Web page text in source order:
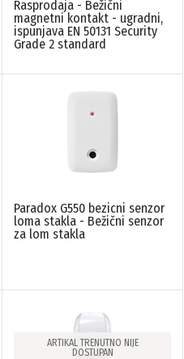
Rasprodaja - Bežični
magnetni kontakt - ugradni,
ispunjava EN 50131 Security
Grade 2 standard
Paradox G550 bezicni senzor
loma stakla - Bežični senzor
za lom stakla
ARTIKAL TRENUTNO NIJE
DOSTUPAN